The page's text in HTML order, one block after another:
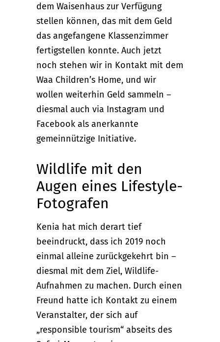
dem Waisenhaus zur Verfügung
stellen können, das mit dem Geld
das angefangene Klassenzimmer
fertigstellen konnte. Auch jetzt
noch stehen wir in Kontakt mit dem
Waa Children’s Home, und wir
wollen weiterhin Geld sammeln –
diesmal auch via Instagram und
Facebook als anerkannte
gemeinnützige Initiative.
Wildlife mit den
Augen eines Lifestyle-
Fotografen
Kenia hat mich derart tief
beeindruckt, dass ich 2019 noch
einmal alleine zurückgekehrt bin –
diesmal mit dem Ziel, Wildlife-
Aufnahmen zu machen. Durch einen
Freund hatte ich Kontakt zu einem
Veranstalter, der sich auf
„responsible tourism“ abseits des